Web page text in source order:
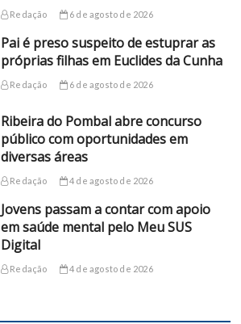
Redação 6 de agosto de 2026
Pai é preso suspeito de estuprar as
próprias filhas em Euclides da Cunha
Redação 6 de agosto de 2026
Ribeira do Pombal abre concurso
público com oportunidades em
diversas áreas
Redação 4 de agosto de 2026
Jovens passam a contar com apoio
em saúde mental pelo Meu SUS
Digital
Redação 4 de agosto de 2026